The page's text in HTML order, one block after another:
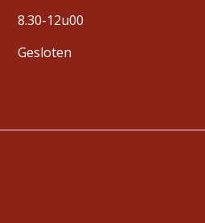
8.30-12u00
Gesloten